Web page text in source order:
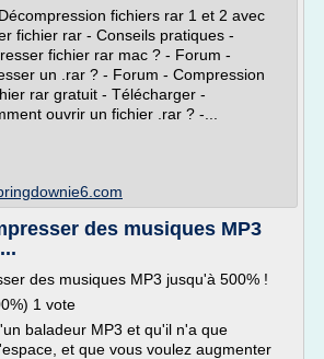
fichiers rar 1 et 2 avec
fichier rar - Conseils pratiques -
fichier rar mac ? - Forum -
un .rar ? - Forum - Compression
rar gratuit - Télécharger -
ouvrir un fichier .rar ? -...
des musiques MP3
des musiques MP3 jusqu'à 500% !
1 vote
baladeur MP3 et qu'il n'a que
et que vous voulez augmenter